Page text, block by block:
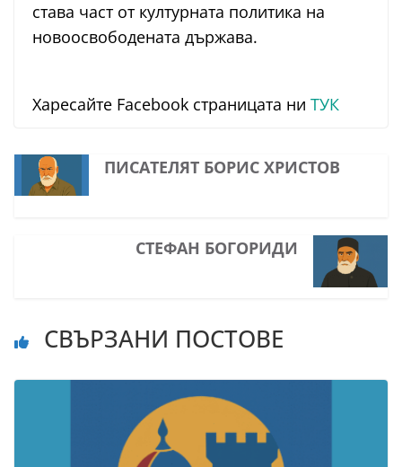
става част от културната политика на
новоосвободената държава.
Харесайте Facebook страницата ни ТУК
ПИСАТЕЛЯТ БОРИС ХРИСТОВ
СТЕФАН БОГОРИДИ
СВЪРЗАНИ ПОСТОВЕ